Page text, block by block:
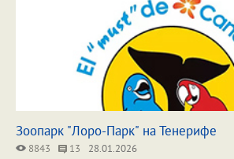
Зоопарк "Лоро-Парк" на Тенерифе
8843 13 28.01.2026